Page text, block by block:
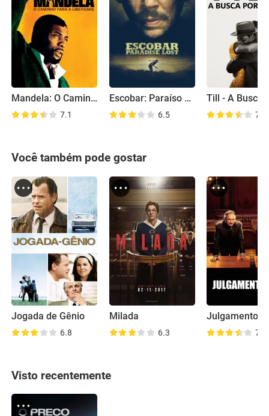
Mandela: O Caminho para a Liberdade
7.1
Escobar: Paraíso Perdido
6.5 7.4
Você também pode gostar
Jogada de Gênio
6.8
Milada
6.3
Julgamento
7.3
Visto recentemente